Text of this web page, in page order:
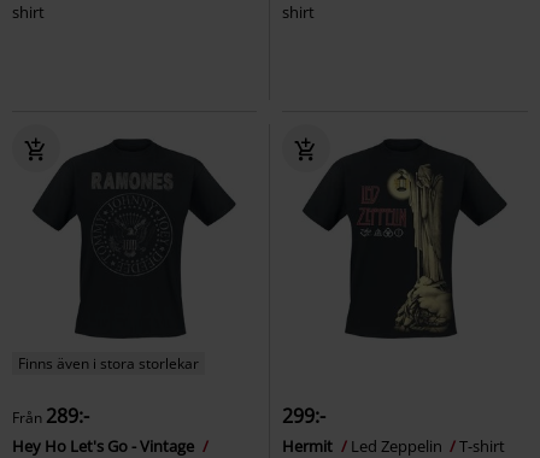
shirt
shirt
Finns även i stora storlekar
Från 289:-
Hey Ho Let's Go - Vintage
299:-
Hermit Led Zeppelin T-shirt